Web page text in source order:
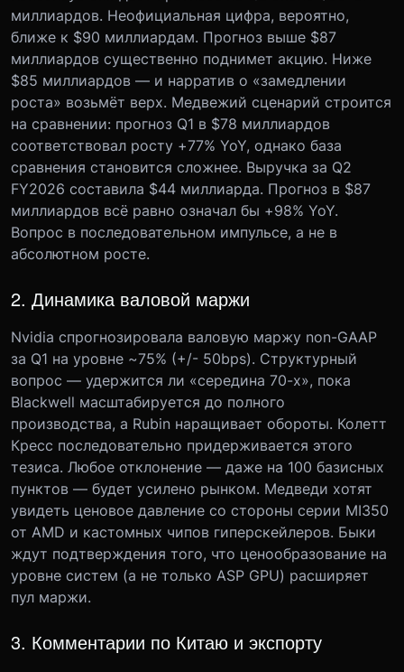
миллиардов. Неофициальная цифра, вероятно,
ближе к $90 миллиардам. Прогноз выше $87
миллиардов существенно поднимет акцию. Ниже
$85 миллиардов — и нарратив о «замедлении
роста» возьмёт верх. Медвежий сценарий строится
на сравнении: прогноз Q1 в $78 миллиардов
соответствовал росту +77% YoY, однако база
сравнения становится сложнее. Выручка за Q2
FY2026 составила $44 миллиарда. Прогноз в $87
миллиардов всё равно означал бы +98% YoY.
Вопрос в последовательном импульсе, а не в
абсолютном росте.
2. Динамика валовой маржи
Nvidia спрогнозировала валовую маржу non-GAAP
за Q1 на уровне ~75% (+/- 50bps). Структурный
вопрос — удержится ли «середина 70-х», пока
Blackwell масштабируется до полного
производства, а Rubin наращивает обороты. Колетт
Кресс последовательно придерживается этого
тезиса. Любое отклонение — даже на 100 базисных
пунктов — будет усилено рынком. Медведи хотят
увидеть ценовое давление со стороны серии MI350
от AMD и кастомных чипов гиперскейлеров. Быки
ждут подтверждения того, что ценообразование на
уровне систем (а не только ASP GPU) расширяет
пул маржи.
3. Комментарии по Китаю и экспорту